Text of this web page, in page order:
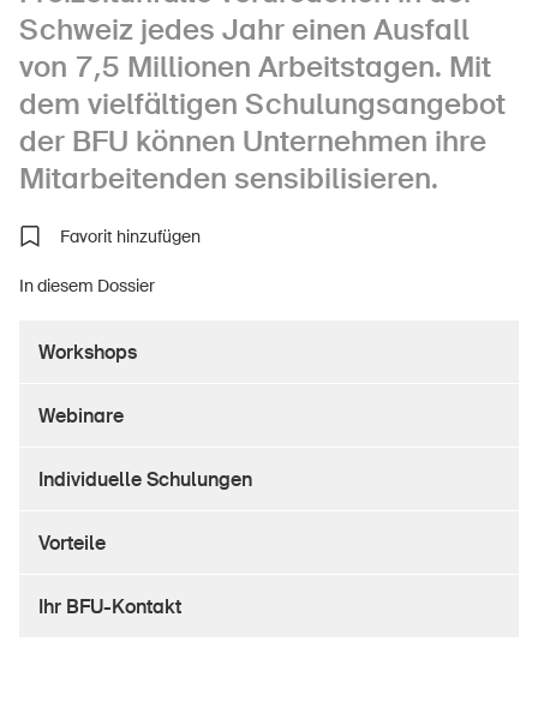
Über die BFU
Medien
Politik
Sinus Plus
Kampagnen
Sichere Produkte
Rechtsfragen & Gerichtsentscheide
In diesem Dossier
Workshops
Webinare
Individuelle Schulungen
Vorteile
Ihr BFU-Kontakt
Schweiz jedes Jahr einen Ausfall
von 7,5 Millionen Arbeitstagen. Mit
dem vielfältigen Schulungsangebot
der BFU können Unternehmen ihre
Mitarbeitenden sensibilisieren.
Favorit hinzufügen